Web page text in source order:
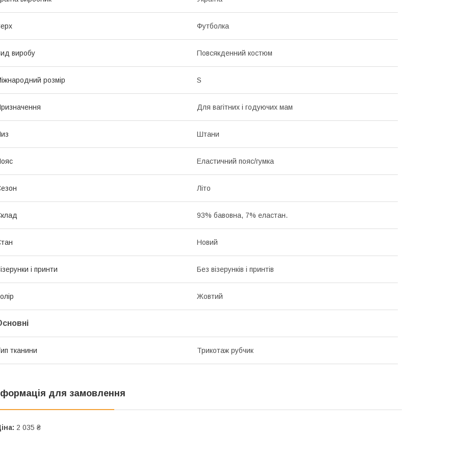
Футболка
виробу Повсякденний костюм
розмір S
Для вагітних і годуючих мам
Штани
Еластичний пояс/гумка
Літо
93% бавовна, 7% еластан.
Новий
і принти Без візерунків і принтів
Жовтий
тканини Трикотаж рубчик
для замовлення
2 035 ₴